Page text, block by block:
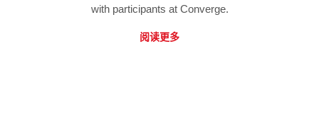
with participants at Converge.
阅读更多